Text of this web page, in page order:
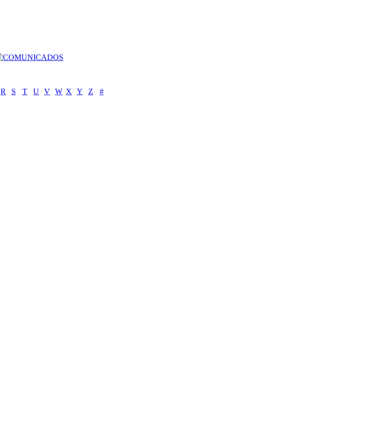
R S T U V W X Y Z #